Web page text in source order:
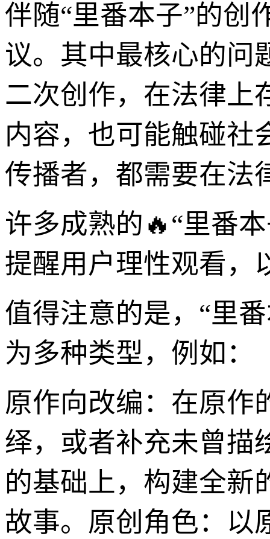
伴随“里番本子”的创
议。其中最核心的问
二次创作，在法律上
内容，也可能触碰社
传播者，都需要在法
许多成熟的🔥“里番
提醒用户理性观看，
值得注意的是，“里
为多种类型，例如：
原作向改编：在原作
绎，或者补充未曾描
的基础上，构建全新
故事。原创角色：以